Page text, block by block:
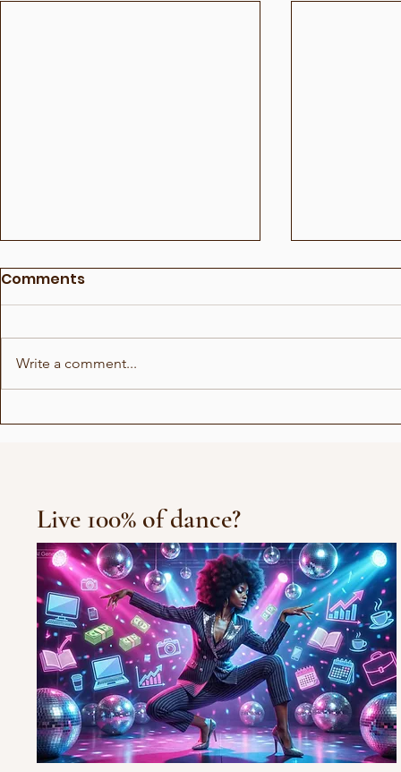
Akuvi - Skjønnhet og
BONUS -
Comments
Write a comment...
Live 100% of dance?